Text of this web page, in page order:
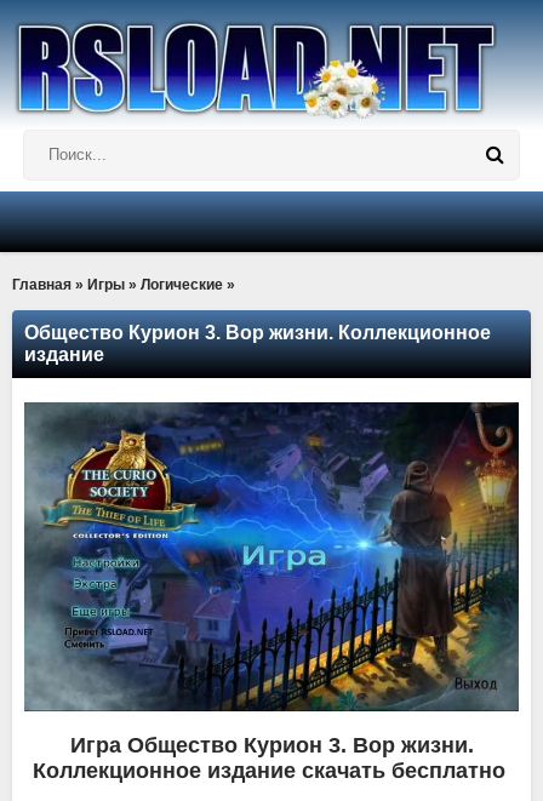
Главная » Игры » Логические »
Общество Курион 3. Вор жизни. Коллекционное
издание
Игра Общество Курион 3. Вор жизни.
Коллекционное издание скачать бесплатно